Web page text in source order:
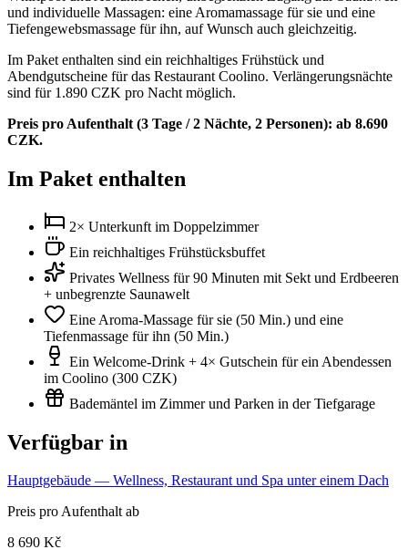
und individuelle Massagen: eine Aromamassage für sie und eine
Tiefengewebsmassage für ihn, auf Wunsch auch gleichzeitig.
Im Paket enthalten sind ein reichhaltiges Frühstück und
Abendgutscheine für das Restaurant Coolino. Verlängerungsnächte
sind für 1.890 CZK pro Nacht möglich.
Preis pro Aufenthalt (3 Tage / 2 Nächte, 2 Personen): ab 8.690
CZK.
Im Paket enthalten
2× Unterkunft im Doppelzimmer
Ein reichhaltiges Frühstücksbuffet
Privates Wellness für 90 Minuten mit Sekt und Erdbeeren
+ unbegrenzte Saunawelt
Eine Aroma-Massage für sie (50 Min.) und eine
Tiefenmassage für ihn (50 Min.)
Ein Welcome-Drink + 4× Gutschein für ein Abendessen
im Coolino (300 CZK)
Bademäntel im Zimmer und Parken in der Tiefgarage
Verfügbar in
Hauptgebäude — Wellness, Restaurant und Spa unter einem Dach
Preis pro Aufenthalt ab
8 690 Kč